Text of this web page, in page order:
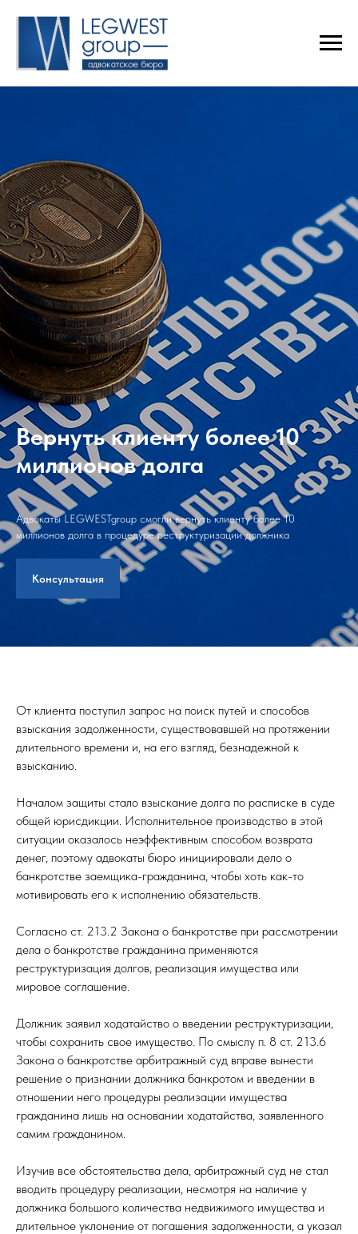
Вернуть клиенту более 10
миллионов долга
Адвокаты LEGWESTgroup смогли вернуть клиенту более 10
миллионов долга в процедуре реструктуризации должника
Консультация
От клиента поступил запрос на поиск путей и способов
взыскания задолженности, существовавшей на протяжении
длительного времени и, на его взгляд, безнадежной к
взысканию.
Началом защиты стало взыскание долга по расписке в суде
общей юрисдикции. Исполнительное производство в этой
ситуации оказалось неэффективным способом возврата
денег, поэтому адвокаты бюро инициировали дело о
банкротстве заемщика-гражданина, чтобы хоть как-то
мотивировать его к исполнению обязательств.
Согласно ст. 213.2 Закона о банкротстве при рассмотрении
дела о банкротстве гражданина применяются
реструктуризация долгов, реализация имущества или
мировое соглашение.
Должник заявил ходатайство о введении реструктуризации,
чтобы сохранить свое имущество. По смыслу п. 8 ст. 213.6
Закона о банкротстве арбитражный суд вправе вынести
решение о признании должника банкротом и введении в
отношении него процедуры реализации имущества
гражданина лишь на основании ходатайства, заявленного
самим гражданином.
Изучив все обстоятельства дела, арбитражный суд не стал
вводить процедуру реализации, несмотря на наличие у
должника большого количества недвижимого имущества и
длительное уклонение от погашения задолженности, а указал